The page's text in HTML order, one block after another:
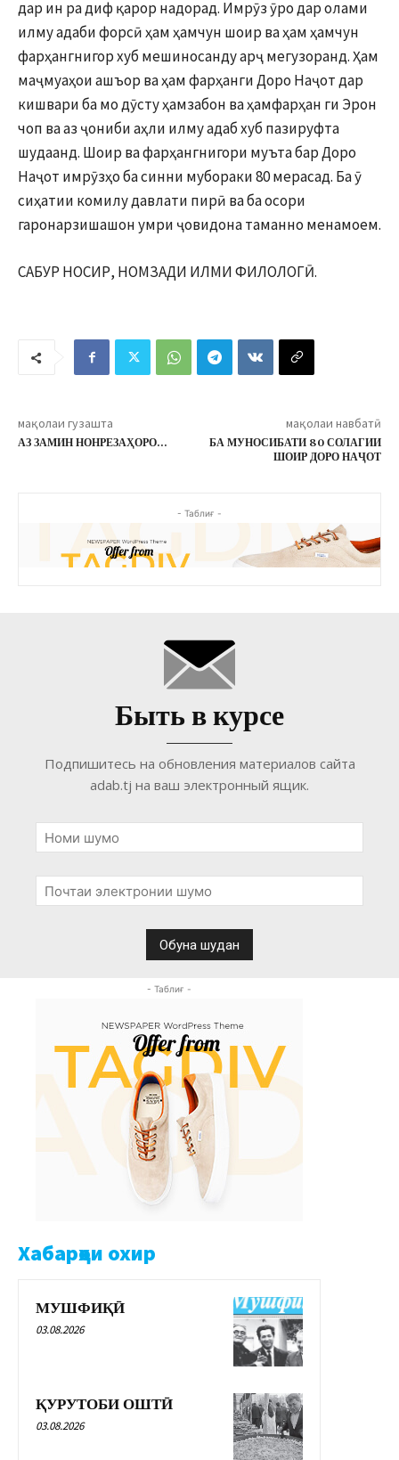
дар ин ра диф қарор надорад. Имрӯз ӯро дар олами
илму адаби форсӣ ҳам ҳамчун шоир ва ҳам ҳамчун
фарҳангнигор хуб мешиносанду арҷ мегузоранд. Ҳам
маҷмуаҳои ашъор ва ҳам фарҳанги Доро Наҷот дар
кишвари ба мо дӯсту ҳамзабон ва ҳамфарҳан ги Эрон
чоп ва аз ҷониби аҳли илму адаб хуб пазируфта
шудаанд. Шоир ва фарҳангнигори муъта бар Доро
Наҷот имрӯзҳо ба синни мубораки 80 мерасад. Ба ӯ
сиҳатии комилу давлати пирӣ ва ба осори
гаронарзишашон умри ҷовидона таманно менамоем.
САБУР НОСИР, НОМЗАДИ ИЛМИ ФИЛОЛОГӢ.
мақолаи гузашта
АЗ ЗАМИН НОНРЕЗАҲОРО…
мақолаи навбатӣ
БА МУНОСИБАТИ 80 СОЛАГИИ
ШОИР ДОРО НАҶОТ
- Таблиғ -
Быть в курсе
Подпишитесь на обновления материалов сайта
adab.tj на ваш электронный ящик.
- Таблиғ -
Хабарҳои охир
МУШФИҚӢ
03.08.2026
ҚУРУТОБИ ОШТӢ
03.08.2026